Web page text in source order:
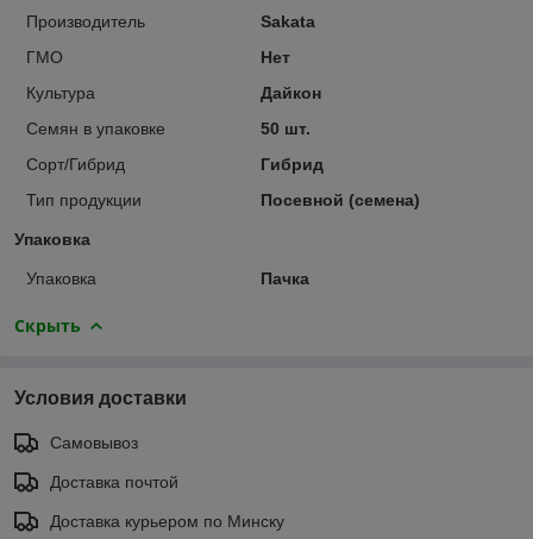
Производитель
Sakata
ГМО
Нет
Культура
Дайкон
Семян в упаковке
50 шт.
Сорт/Гибрид
Гибрид
Тип продукции
Посевной (семена)
Упаковка
Упаковка Пачка
Скрыть
Условия доставки
Самовывоз
Доставка почтой
Доставка курьером по Минску